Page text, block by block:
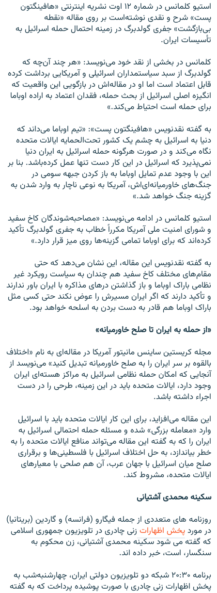
استیو کلمانس در شماره ۱۲ اوت نشریه اینترنتی «هافینگتون
پست» شرح و نقدی نوشته‌است بر روی مقاله «نقطه
بی‌بازگشت» جفری گولدبرگ در زمینه احتمال حمله اسرائیل به
تأسیسات ایران.
کلمانس در بخشی از نقد خود می‌نویسد: «هر چند آن‌چه که
گولدبرگ از سبد سیاستمداران اسرائیلی و آمریکایی برداشت کرده
قابل اعتماد است اما او در مقاله‌اش در بازگویی این واقعیت که
انگیزه اصلی اسرائیل از بحث حمله، فقدان اعتماد به اراده اوباما
برای حمله است احتیاط می‌کند.»
به گفته نقدنویس «هافینگتون پست»: «تیم اوباما می‌داند که
دنیا به اسرائیل به چشم یک کشور تحت‌الحمایه ایالات متحده
نگاه می‌کند و در صورت هرگونه حمله اسرائیل به ایران دنیا
نمی‌پذیرد که اسرائیل در این کار دست تنها عمل کرده‌باشد. بنا بر
این با وجود عدم تمایل اوباما به باز کردن جبهه سومی در
جنگ‌های خاورمیانه‌ای‌اش، آمریکا به نوعی ناچار به وارد شدن به
گزینه جنگ خواهد شد.»
استیو کلمانس در ادامه می‌نویسد: «مصاحبه‌شوندگان کاخ سفید
و شورای امنیت ملی آمریکا مکرراً خطاب به جفری گولدبرگ تأکید
کرده‌اند که برای اوباما تمامی گزینه‌ها روی میز قرار دارد.»
به گفته نقدنویس این مقاله، این نشان می‌دهد که حتی
مقام‌های مختلف کاخ سفید هم چندان به سیاست رویکرد غیر
نظامی باراک اوباما و باز گذاشتن درهای مذاکره با ایران باور ندارند
و تأکید دارند که اگر ایران مسیرش را عوض نکند حتی کسی مثل
باراک اوباما هم قادر به دست بردن به اسلحه خواهد بود.
«از حمله به ایران تا صلح خاورمیانه»
مجله کریستین ساینس مانیتور آمریکا در مقاله‌ای به نام «اختلاف
بالقوه بر سر ایران را به صلح خاورمیانه تبدیل کنید» می‌نویسد از
آنجایی که امکان حمله نظامی اسرائیل به مراکز هسته‌ای ایران
وجود دارد، ایالات متحده باید در این زمینه، طرحی را در دست
اجراء داشته باشد.
این مقاله می‌افزاید، برای این کار ایالات متحده باید با اسرائیل
وارد «معامله بزرگی» شده و مسئله حمله احتمالی اسرائیل به
ایران را که به گفته این مقاله می‌تواند منافع ایالات متحده را به
خطر بیاندازد، به حل اختلاف اسرائیل با فلسطینی‌ها و برقراری
صلح میان اسرائیل با جهان عرب، آن هم صلحی با معیارهای
ایالات متحده، مشروط کند.
سکينه محمدی آشتيانی
روزنامه های متعددی از جمله فيگارو (فرانسه) و گاردين (بريتانيا)
در موردپخش اظهارات زنی چادری در تلويزيون جمهوری اسلامی
که گفته می شود سکينه محمدی آشتيانی، زن محکوم به
سنگسار، است، خبر داده اند.
برنامه ۲۰:۳۰ شبکه دو تلویزیون دولتی ایران، چهارشنبه‌شب به
پخش اظهارات زنی چادری با صورت پوشیده پرداخت که به گفته